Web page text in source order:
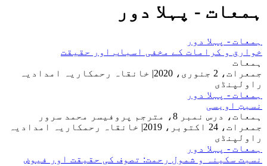
ہمعات - پہلا دور
ہمعات - پہلا دور
خوارق و کرامات کے مخفی اسباب اور حقیقت
ہمعات
جمعرات، 2 جنوری، 2020
| خانقاہ رحمکاریہ امدادیہ
راولپنڈی
ہمعات - پہلا دور
نسبتِ اویسی
ہمعات، درس نمبر 8، مترجم پروفیسر محمد سرور
جمعرات، 24 اکتوبر، 2019
| خانقاہ رحمکاریہ امدادیہ
راولپنڈی
ہمعات - پہلا دور
نسبت سکینہ و شمول رحمت: تصوف کی حقیقت اور فیوض